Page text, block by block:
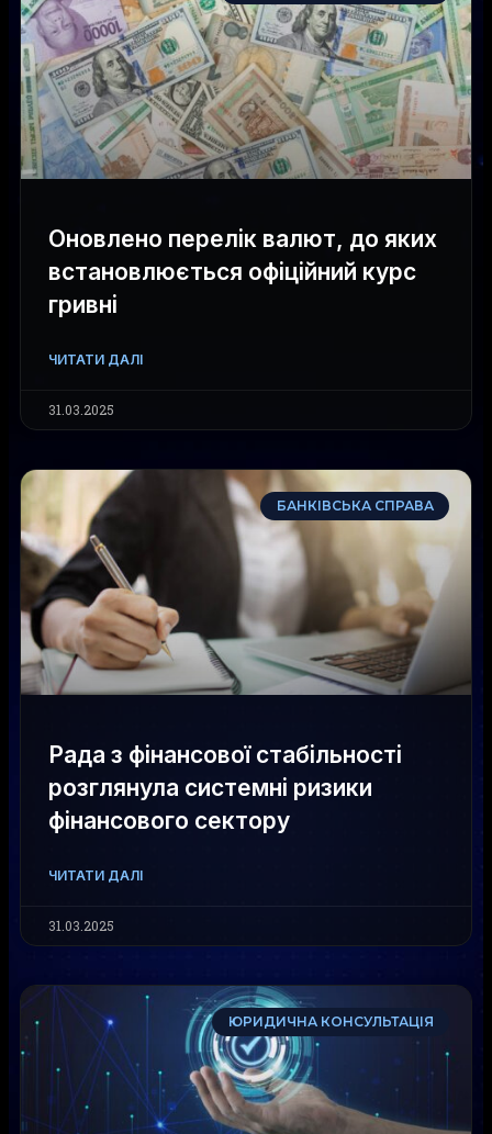
Оновлено перелік валют, до яких
встановлюється офіційний курс
гривні
ЧИТАТИ ДАЛІ
31.03.2025
БАНКІВСЬКА СПРАВА
Рада з фінансової стабільності
розглянула системні ризики
фінансового сектору
ЧИТАТИ ДАЛІ
31.03.2025
ЮРИДИЧНА КОНСУЛЬТАЦІЯ